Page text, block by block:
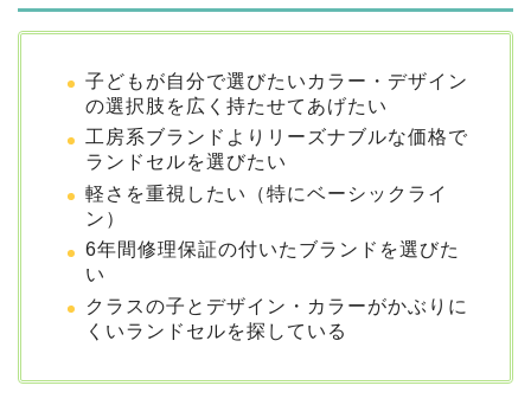
子どもが自分で選びたいカラー・デザイン
の選択肢を広く持たせてあげたい
工房系ブランドよりリーズナブルな価格で
ランドセルを選びたい
軽さを重視したい（特にベーシックライ
ン）
6年間修理保証の付いたブランドを選びた
い
クラスの子とデザイン・カラーがかぶりに
くいランドセルを探している